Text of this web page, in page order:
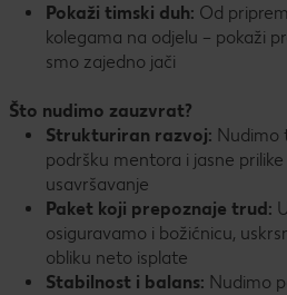
Pokaži timski duh: Od
kolegama na odjelu – pokaži
smo zajedno jači
Što nudimo zauzvrat?
Strukturiran razvoj: Nudimo
podršku mentora i jasne
usavršavanje
Paket koji prepoznaje trud:
osiguravamo i božićnicu,
obliku neto isplate
Stabilnost i balans: Nudimo